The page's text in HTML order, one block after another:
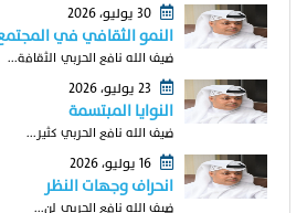
30 يوليو، 2026
النمو الثقافي في
ضيف الله نافع الحربي الثقافة...
النوايا المبتسمة
ضيف الله نافع الحربي كثير...
16 يوليو، 2026
انحراف وجهات النظر
ضيف الله نافع الحربي لن...